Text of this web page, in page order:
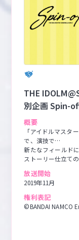
THE
別企画 Spin-
概要
「アイドルマスタ
で、演技で…
新たなフィールド
ストーリー仕立て
放送開始
2019年11月
権利表記
©BANDAI NAMCO